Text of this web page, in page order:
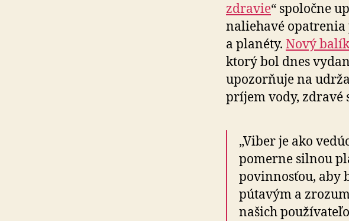
zdravie“ spoločne
naliehavé
a planéty. Nový
ktorý bol dnes
upozorňuje na
príjem vody, zdravé
„Viber je ako
pomerne silnou
povinnosťou, aby
pútavým a
našich